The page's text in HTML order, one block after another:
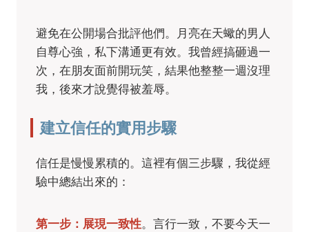
避免在公開場合批評他們。月亮在天蠍的男人
自尊心強，私下溝通更有效。我曾經搞砸過一
次，在朋友面前開玩笑，結果他整整一週沒理
我，後來才說覺得被羞辱。
建立信任的實用步驟
信任是慢慢累積的。這裡有個三步驟，我從經
驗中總結出來的：
第一步：展現一致性。言行一致，不要今天一